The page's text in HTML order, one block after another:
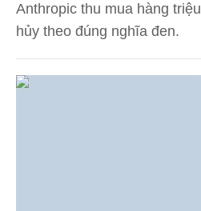
Anthropic thu mua hàng
hủy theo đúng nghĩa đen.